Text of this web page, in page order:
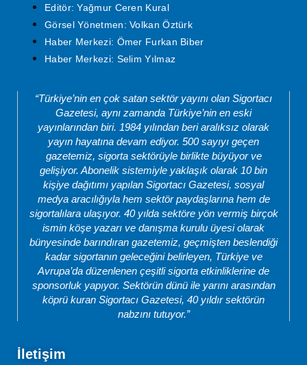
Editör: Yağmur Ceren Kural
Görsel Yönetmen: Volkan Öztürk
Haber Merkezi: Ömer Furkan Biber
Haber Merkezi: Selim Yılmaz
“Türkiye’nin en çok satan sektör yayını olan Sigortacı
Gazetesi, aynı zamanda Türkiye’nin en eski
yayınlarından biri. 1984 yılından beri aralıksız olarak
yayın hayatına devam ediyor. 500 sayıyı geçen
gazetemiz, sigorta sektörüyle birlikte büyüyor ve
gelişiyor. Abonelik sistemiyle yaklaşık olarak 10 bin
kişiye dağıtımı yapılan Sigortacı Gazetesi, sosyal
medya aracılığıyla hem sektör paydaşlarına hem de
sigortalılara ulaşıyor. 40 yılda sektöre yön vermiş birçok
ismin köşe yazarı ve danışma kurulu üyesi olarak
bünyesinde barındıran gazetemiz, geçmişten beslendiği
kadar sigortanın geleceğini belirleyen, Türkiye ve
Avrupa’da düzenlenen çeşitli sigorta etkinliklerine de
sponsorluk yapıyor. Sektörün dünü ile yarını arasından
köprü kuran Sigortacı Gazetesi, 40 yıldır sektörün
nabzını tutuyor.”
İletişim